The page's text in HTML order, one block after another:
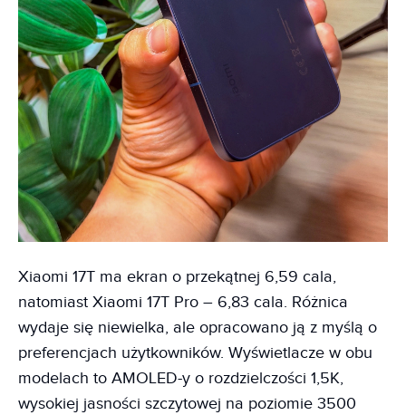
Xiaomi 17T ma ekran o przekątnej 6,59 cala,
natomiast Xiaomi 17T Pro – 6,83 cala. Różnica
wydaje się niewielka, ale opracowano ją z myślą o
preferencjach użytkowników. Wyświetlacze w obu
modelach to AMOLED-y o rozdzielczości 1,5K,
wysokiej jasności szczytowej na poziomie 3500